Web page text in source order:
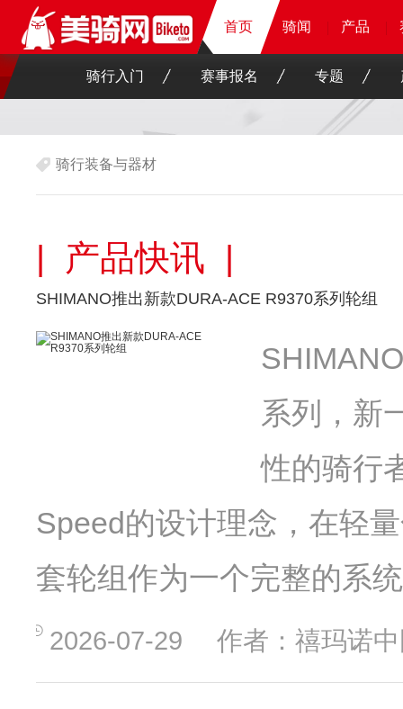
骑闻 产品
首页 骑闻 产品
首页 骑闻 产品
首页 骑闻 产品
骑行入门 赛事报名 专题
骑行装备与器材
| 产品快讯 |
SHIMANO推出新款DURA-ACE R9370系列轮组
系列，新
性的骑行
Speed的设计理念，在轻
套轮组作为一个完整的系
2026-07-29 作者：禧玛诺